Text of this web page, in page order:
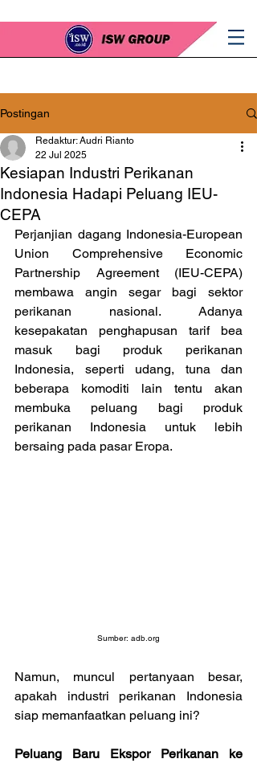
Postingan
Kesiapan Industri Perikanan
Indonesia Hadapi Peluang IEU-
CEPA
Redaktur: Audri Rianto
22 Jul 2025
Perjanjian dagang Indonesia-European
Union Comprehensive Economic
Partnership Agreement (IEU-CEPA)
membawa angin segar bagi sektor
perikanan nasional. Adanya
kesepakatan penghapusan tarif bea
masuk bagi produk perikanan
Indonesia, seperti udang, tuna dan
beberapa komoditi lain tentu akan
membuka peluang bagi produk
perikanan Indonesia untuk lebih
bersaing pada pasar Eropa.
Sumber: adb.org
Namun, muncul pertanyaan besar,
apakah industri perikanan Indonesia
siap memanfaatkan peluang ini?
Peluang Baru Ekspor Perikanan ke